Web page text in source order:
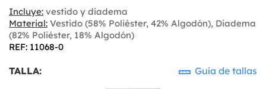
Incluye: vestido y diadema
Material: Vestido (58% Poliéster, 42% Algodón), Diadema
(82% Poliéster, 18% Algodón)
REF: 11068-0
TALLA: Guía de tallas